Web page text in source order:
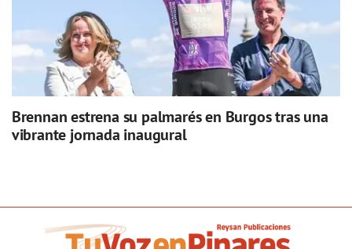
Brennan estrena su palmarés en Burgos tras una
vibrante jornada inaugural